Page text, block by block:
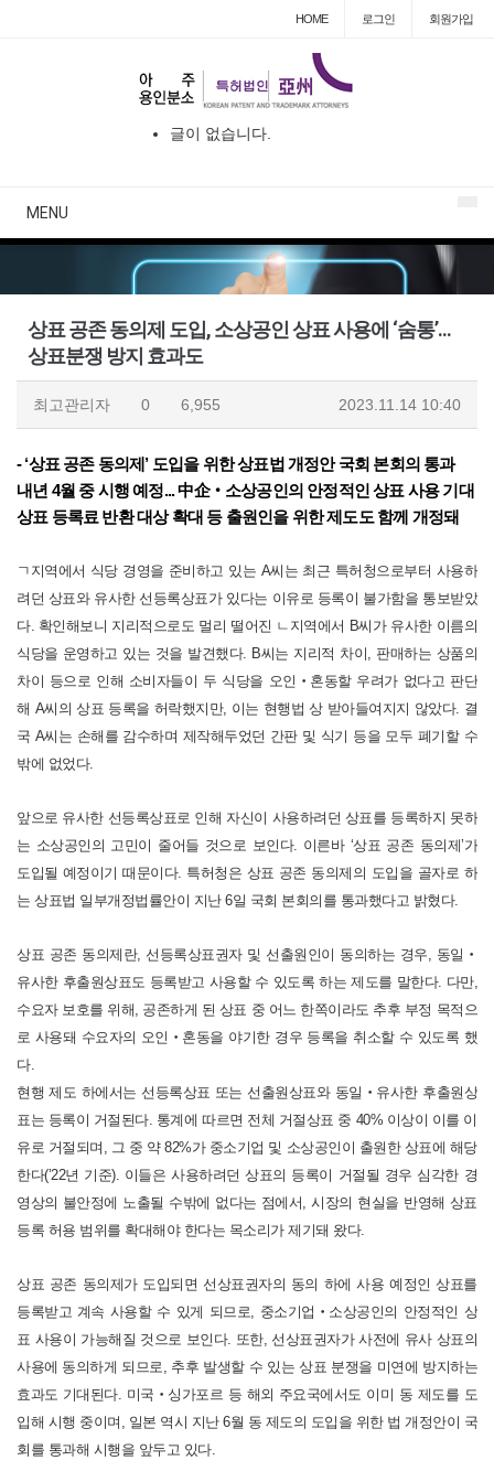
HOME 로그인 회원가입
글이 없습니다.
MENU
상표 공존 동의제 도입, 소상공인 상표 사용에 ‘숨통’...
상표분쟁 방지 효과도
최고관리자 0 6,955 2023.11.14 10:40
-‘상표 공존 동의제’ 도입을 위한 상표법 개정안 국회 본회의 통과
내년 4월 중 시행 예정... 中企‧ 소상공인의 안정적인 상표 사용 기대
상표 등록료 반환 대상 확대 등 출원인을 위한 제도도 함께 개정돼
ㄱ지역에서 식당 경영을 준비하고 있는 A씨는 최근 특허청으로부터 사용하
려던 상표와 유사한 선등록상표가 있다는 이유로 등록이 불가함을 통보받았
다. 확인해보니 지리적으로도 멀리 떨어진 ㄴ지역에서 B씨가 유사한 이름의
식당을 운영하고 있는 것을 발견했다. B씨는 지리적 차이, 판매하는 상품의
차이 등으로 인해 소비자들이 두 식당을 오인 ‧ 혼동할 우려가 없다고 판단
해 A씨의 상표 등록을 허락했지만, 이는 현행법 상 받아들여지지 않았다. 결
국 A씨는 손해를 감수하며 제작해두었던 간판 및 식기 등을 모두 폐기할 수
밖에 없었다.
앞으로 유사한 선등록상표로 인해 자신이 사용하려던 상표를 등록하지 못하
는 소상공인의 고민이 줄어들 것으로 보인다. 이른바 ‘상표 공존 동의제’가
도입될 예정이기 때문이다. 특허청은 상표 공존 동의제의 도입을 골자로 하
는 상표법 일부개정법률안이 지난 6일 국회 본회의를 통과했다고 밝혔다.
상표 공존 동의제란, 선등록상표권자 및 선출원인이 동의하는 경우, 동일 ‧
유사한 후출원상표도 등록받고 사용할 수 있도록 하는 제도를 말한다. 다만,
수요자 보호를 위해, 공존하게 된 상표 중 어느 한쪽이라도 추후 부정 목적으
로 사용돼 수요자의 오인 ‧ 혼동을 야기한 경우 등록을 취소할 수 있도록 했
다.
현행 제도 하에서는 선등록상표 또는 선출원상표와 동일 ‧ 유사한 후출원상
표는 등록이 거절된다. 통계에 따르면 전체 거절상표 중 40% 이상이 이를 이
유로 거절되며, 그 중 약 82%가 중소기업 및 소상공인이 출원한 상표에 해당
한다(’22년 기준). 이들은 사용하려던 상표의 등록이 거절될 경우 심각한 경
영상의 불안정에 노출될 수밖에 없다는 점에서, 시장의 현실을 반영해 상표
등록 허용 범위를 확대해야 한다는 목소리가 제기돼 왔다.
상표 공존 동의제가 도입되면 선상표권자의 동의 하에 사용 예정인 상표를
등록받고 계속 사용할 수 있게 되므로, 중소기업 ‧ 소상공인의 안정적인 상
표 사용이 가능해질 것으로 보인다. 또한, 선상표권자가 사전에 유사 상표의
사용에 동의하게 되므로, 추후 발생할 수 있는 상표 분쟁을 미연에 방지하는
효과도 기대된다. 미국 ‧ 싱가포르 등 해외 주요국에서도 이미 동 제도를 도
입해 시행 중이며, 일본 역시 지난 6월 동 제도의 도입을 위한 법 개정안이 국
회를 통과해 시행을 앞두고 있다.